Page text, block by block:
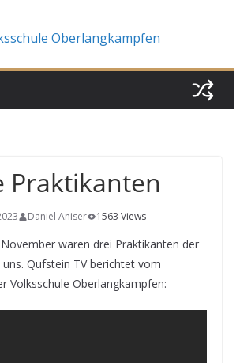
Praktikanten
Daniel Aniser 1563 Views
waren drei Praktikanten der
Qufstein TV berichtet vom
Volksschule Oberlangkampfen: